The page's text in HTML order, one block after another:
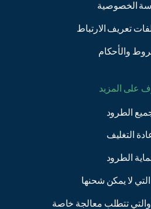
الخصوصية
تعريف الارتباط
والأحكام
على المزيد
الطرود
التغليف
الطرود
التي لا يمكن شحنها
والتي تتطلب معالجة خاصة